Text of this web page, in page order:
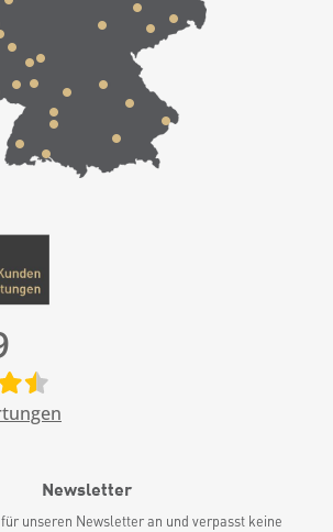
Newsletter
unseren Newsletter an und verpasst keine